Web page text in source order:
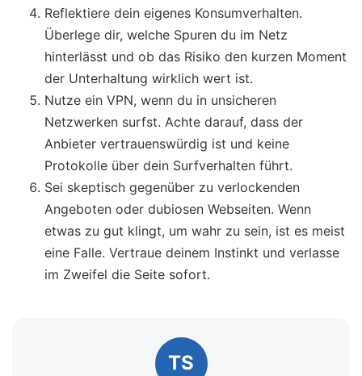
Reflektiere dein eigenes Konsumverhalten.
Überlege dir, welche Spuren du im Netz
hinterlässt und ob das Risiko den kurzen Moment
der Unterhaltung wirklich wert ist.
Nutze ein VPN, wenn du in unsicheren
Netzwerken surfst. Achte darauf, dass der
Anbieter vertrauenswürdig ist und keine
Protokolle über dein Surfverhalten führt.
Sei skeptisch gegenüber zu verlockenden
Angeboten oder dubiosen Webseiten. Wenn
etwas zu gut klingt, um wahr zu sein, ist es meist
eine Falle. Vertraue deinem Instinkt und verlasse
im Zweifel die Seite sofort.
TS